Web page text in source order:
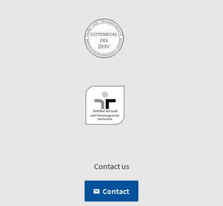
Contact us
Contact